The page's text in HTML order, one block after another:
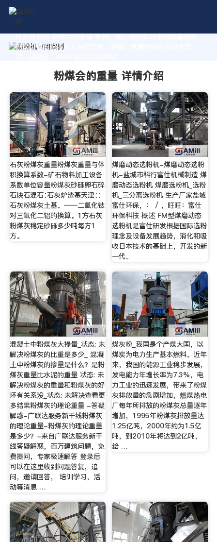
作为专业的 粉煤会的重量 制造厂家，我们致力于为您量身定
制高价值的粉体加工系统方案。获取厂家直销报价及技术支
粉煤会的重量 详情介绍
石灰粉煤灰重量粉煤灰重量与体
积换算系数-矿石物料加工设备
系数单位容量粉煤灰砂砾卵石碎
石块石混石∶石灰炉渣基天津∶∶
石灰粉煤灰土基。——二氧化钛
对三氧化二铝的换算。1方石灰
粉煤灰稳定砂砾多少吨每方1
方。
煤磨动态选粉机-煤磨动态选粉
机-盐城市科行富仕机械制造 煤
磨动态选粉机 煤磨选粉机_选粉
机_三分离选粉机 生产厂家盐城
富仕环保，： / ，旺旺：富仕
环保科技 概述 FM型煤磨动态
选粉机是富仕研发根据国际选粉
理念及设备发展趋势，消化和吸
收日本技术的基础上，开发的新
一代。
混凝土中粉煤灰大掺量_状态: 未
解决粉煤灰的比重是多少_ 混凝
土中粉煤灰的掺量是什么？是粉
煤灰重量比水泥的重量 状态: 未
解决粉煤灰的重量和粉煤灰的好
坏有关系没_状态: 未解决查看更
多结果粉煤灰的理论重量 -答疑
解惑-广联达服务新干线粉煤灰
的理论重量-粉煤灰的理论重量
是多少？-来自广联达服务新干
线答疑解惑，百万建筑问题，免
费提问，专家极速解答 登录后
可以在这里收到问题答复，追
问，邀请回答， 培训学习，活
动等消息 …
煤灰粉_我国是个产煤大国，以
煤炭为电力生产基本燃料。近年
来，我国的能源工业稳步发展，
发电能力年增长率为7.3%，电
力工业的迅速发展，带来了粉煤
灰排放量的急剧增加，燃煤热电
厂每年所排放的粉煤灰总量逐年
增加，1995年粉煤灰排放量达
1.25亿吨，2000年约为1.5亿
吨，到2010年将达到2亿吨，
给 …